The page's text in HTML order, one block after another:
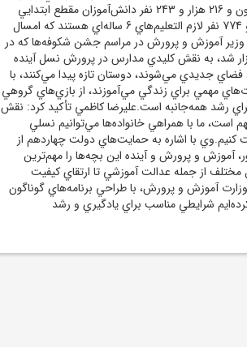
حاضر مي‌شوند، از اين تعداد 9 ميليون و 216 هزار و 243 نفر دانش‌آموزان مقطع ابتدايي
هستند که يک ميليون و 257 هزار و 774 نفر لازم التعليم‌هاي 6 ساله‌اي هستند که امسال
وزير آموزش و پرورش در مراسم جشن شکوفه‌ها که در
شاهد ابن سينا منطقه 8 برگزار شد، به نقش کليدي مدارس در پرورش نسل آينده
فضاي جديدي مي‌شوند، دوستان تازه پيدا مي‌کنند، با
مهمي براي زندگي مي‌آموزند، از بازي‌هاي گروهي
رشد همه‌جانبه است.عليرضا کاظمي تأکيد کرد: نقش
است، ما با همراهي خانواده‌ها مي‌توانيم نسلي
کنيم.وي با اشاره به حمايت‌هاي دولت چهاردهم از
آموزش و پرورش و آينده اين بچه‌ها را مهم‌ترين
از جمله عدالت آموزشي تا ارتقاي کيفيت
آموزش و پرورش، با طراحي برنامه‌هاي گوناگون
شرايطي مناسب براي يادگيري و رشد